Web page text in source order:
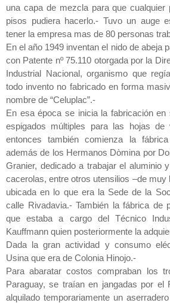
una capa de mezcla para que cualquier
pisos pudiera hacerlo.- Tuvo un auge
tener la empresa mas de 80 personas
En el año 1949 inventan el nido de abeja
con Patente nº 75.110 otorgada por la
Industrial Nacional, organismo que
todo invento no fabricado en forma
nombre de “Celuplac”.-
En esa época se inicia la fabricación
espigados múltiples para las hojas de
entonces también comienza la
además de los Hermanos Dòmina por
Granier, dedicado a trabajar el aluminio
cacerolas, entre otros utensilios –de muy
ubicada en lo que era la Sede de la
calle Rivadavia.- También la fábrica de
que estaba a cargo del Técnico
Kauffmann quien posteriormente la
Dada la gran actividad y consumo
Usina que era de Colonia Hinojo.-
Para abaratar costos compraban los
Paraguay, se traían en jangadas por el
alquilado temporariamente un